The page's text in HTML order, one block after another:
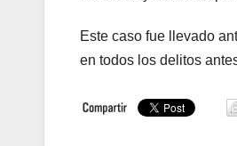
Este caso fue llevado
en todos los delitos